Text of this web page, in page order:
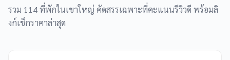
รวม 114 ที่พักในเขาใหญ่ คัดสรรเฉพาะที่คะแนนรีวิวดี พร้อมลิ
งก์เช็กราคาล่าสุด